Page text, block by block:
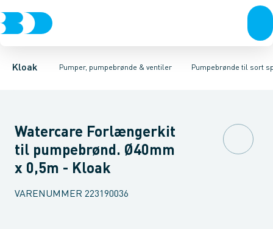
Kloak Pumper, pumpebrønde & ventiler
Rør & fittingsBrøndeBrøndgodsLinjeafvandingTanke,
Pumpebrønde til sort
Pumpebrønde til gråt spildevandPumpebrønde til sort
Ø425Ø600 mmØ800 mm
Watercare Forlængerkit
til pumpebrønd. Ø40mm
x 0,5m - Kloak
VARENUMMER 223190036